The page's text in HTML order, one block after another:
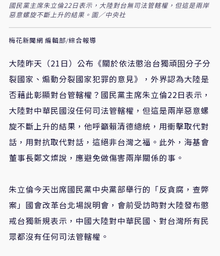
國民黨主席朱立倫22日表示，大陸對台無司法管轄權，但這是兩岸
惡意螺旋不斷上升的結果。圖／中央社
梅花新聞網 編輯部/綜合報導
大陸昨天（21日）公布《關於依法懲治台獨頑固分子分
裂國家、煽動分裂國家犯罪的意見》，外界認為大陸是
否藉此彰顯對台管轄權？國民黨主席朱立倫22日表示，
大陸對中華民國沒任何司法管轄權，但這是兩岸惡意螺
旋不斷上升的結果，他呼籲賴清德總統，用衝擊取代對
話，用對抗取代對話，這絕非台灣之福。此外，海基會
董事長鄭文燦說，應避免做傷害兩岸關係的事。
朱立倫今天出席國民黨中央黨部舉行的「反貪腐，查弊
案」國會改革台北場說明會，會前受訪時對大陸發布懲
戒台獨新規表示，中國大陸對中華民國、對台灣所有民
眾都沒有任何司法管轄權。